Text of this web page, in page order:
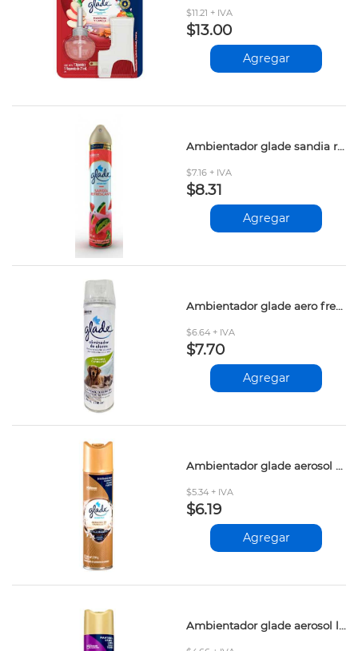
$11.21 + IVA
$13.00
Agregar
Ambientador glade sandia refrescante 400ml
$7.16 + IVA
$8.31
Agregar
Ambientador glade aero fresc.campestre masacota 360ml
$6.64 + IVA
$7.70
Agregar
Ambientador glade aerosol abrazo vainilla 360ml
$5.34 + IVA
$6.19
Agregar
Ambientador glade aerosol lavanda 235ml